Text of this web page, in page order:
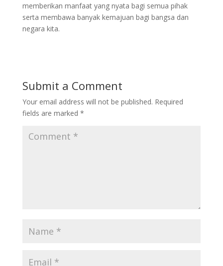
memberikan manfaat yang nyata bagi semua pihak
serta membawa banyak kemajuan bagi bangsa dan
negara kita.
Submit a Comment
Your email address will not be published. Required
fields are marked *